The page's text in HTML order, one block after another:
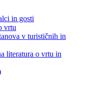
in gosti
vrtu
v turističnih in
literatura o vrtu in